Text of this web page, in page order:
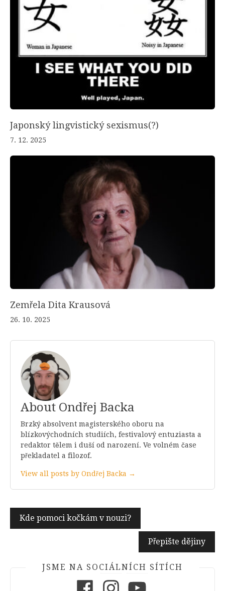
Japonský lingvistický sexismus(?)
7. 12. 2025
Zemřela Dita Krausová
26. 10. 2025
About Ondřej Backa
Brzký absolvent magisterského oboru na
blízkovýchodních studiích, festivalový entuziasta a
redaktor tělem i duší od narození. Ve volném čase
překladatel a filozof.
View all posts by Ondřej Backa →
Navigace
pro
Kde pomoci kočkám v nouzi?
Přepište dějiny
JSME NA SOCIÁLNÍCH SÍTÍCH